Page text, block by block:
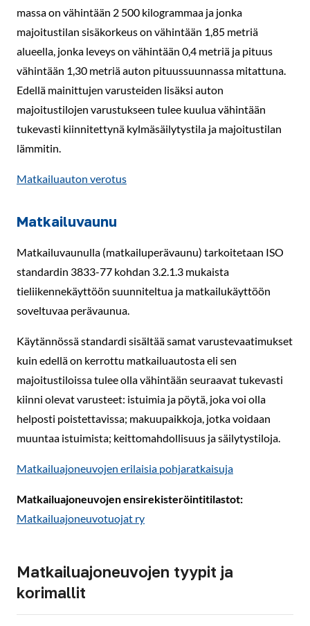
massa on vähintään 2 500 kilogrammaa ja jonka
majoitustilan sisäkorkeus on vähintään 1,85 metriä
alueella, jonka leveys on vähintään 0,4 metriä ja pituus
vähintään 1,30 metriä auton pituussuunnassa mitattuna.
Edellä mainittujen varusteiden lisäksi auton
majoitustilojen varustukseen tulee kuulua vähintään
tukevasti kiinnitettynä kylmäsäilytystila ja majoitustilan
lämmitin.
Matkailuauton verotus
Matkailuvaunu
Matkailuvaunulla (matkailuperävaunu) tarkoitetaan ISO
standardin 3833-77 kohdan 3.2.1.3 mukaista
tieliikennekäyttöön suunniteltua ja matkailukäyttöön
soveltuvaa perävaunua.
Käytännössä standardi sisältää samat varustevaatimukset
kuin edellä on kerrottu matkailuautosta eli sen
majoitustiloissa tulee olla vähintään seuraavat tukevasti
kiinni olevat varusteet: istuimia ja pöytä, joka voi olla
helposti poistettavissa; makuupaikkoja, jotka voidaan
muuntaa istuimista; keittomahdollisuus ja säilytystiloja.
Matkailuajoneuvojen erilaisia pohjaratkaisuja
Matkailuajoneuvojen ensirekisteröintitilastot:
Matkailuajoneuvotuojat ry
Matkailuajoneuvojen tyypit ja
korimallit